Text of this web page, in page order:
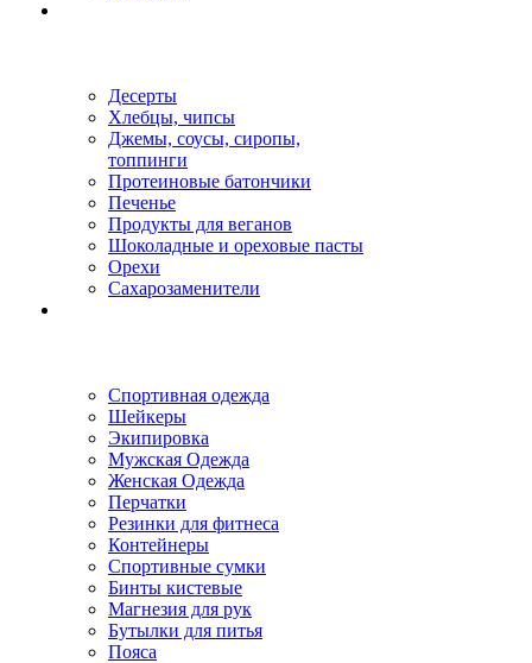
Десерты
Хлебцы, чипсы
Джемы, соусы, сиропы,
топпинги
Протеиновые батончики
Печенье
Продукты для веганов
Шоколадные и ореховые пасты
Орехи
Сахарозаменители
Спортивная одежда
Шейкеры
Экипировка
Мужская Одежда
Женская Одежда
Перчатки
Резинки для фитнеса
Контейнеры
Спортивные сумки
Бинты кистевые
Магнезия для рук
Бутылки для питья
Пояса